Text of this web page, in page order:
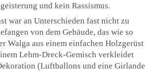
und kein Rassismus.
war an Unterschieden fast nicht zu
von dem Gebäude, das wie so
Walga aus einem einfachen Holzgerüst
Lehm-Dreck-Gemisch verkleidet
(Luftballons und eine Girlande